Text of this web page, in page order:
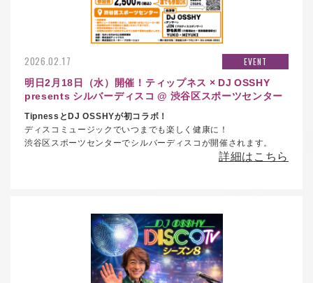
2026.02.17 EVENT
明日2月18日（水）開催！ティップネス × DJ OSSHY
presents シルバーディスコ @ 渋谷区スポーツセンター
TipnessとDJ OSSHYが初コラボ！
ディスコミュージックでいつまでも楽しく健康に！
渋谷区スポーツセンターでシルバーディスコが開催されます。
詳細はこちら